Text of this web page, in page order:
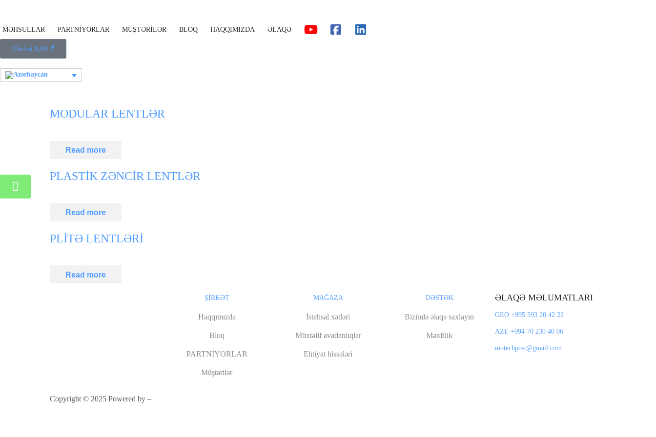
MƏHSULLAR PARTNİYORLAR MÜŞTƏRİLƏR BLOQ HAQQIMIZDA ƏLAQƏ
Səbət 0,00 ₾
MODULAR LENTLƏR
Read more
PLASTİK ZƏNCİR LENTLƏR
Read more
PLİTƏ LENTLƏRİ
Read more
ŞİRKƏT
Haqqımızda
Bloq
PARTNİYORLAR
Müştərilər
MAĞAZA
İstehsal xətləri
Müxtəlif avadanlıqlar
Ehtiyat hissələri
DƏSTƏK
Bizimlə əlaqə saxlayın
Məxfilik
ƏLAQƏ MƏLUMATLARI
GEO +995 593 20 42 22
AZE +994 70 230 40 06
motechpost@gmail.com
Copyright © 2025 Powered by –